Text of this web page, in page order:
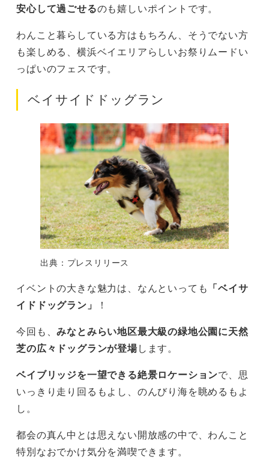
安心して過ごせるのも嬉しいポイントです。
わんこと暮らしている方はもちろん、そうでない方
も楽しめる、横浜ベイエリアらしいお祭りムードい
っぱいのフェスです。
ベイサイドドッグラン
出典：プレスリリース
イベントの大きな魅力は、なんといっても 「ベイサ
イドドッグラン」
！
今回も、みなとみらい地区最大級の緑地公園に天然
芝の広々ドッグランが登場します。
ベイブリッジを一望できる絶景ロケーションで、思
いっきり走り回るもよし、のんびり海を眺めるもよ
し。
都会の真ん中とは思えない開放感の中で、わんこと
特別なおでかけ気分を満喫できます。